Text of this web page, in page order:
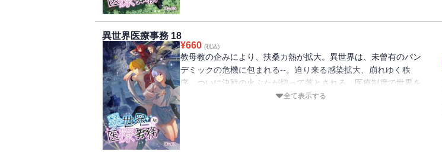
異世界医療事務 18
¥660 (税込)
教母教の企みにより、扶桑カ熱が拡大。異世界は、未曾有のパン
デミックの危機に包まれる--。迫り来る感染拡大、崩れゆく秩
序。ついに決戦の火ぶたが切って落とされる。医療制度で世界を
救おうとするリリカに、最大の試練が立ちはだかる--。異世界医
全て表示する